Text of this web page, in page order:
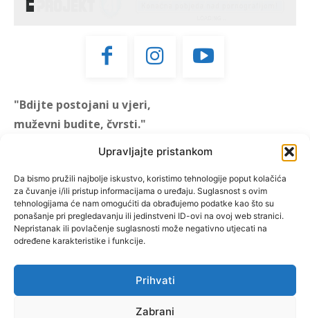
Upravljajte pristankom
Da bismo pružili najbolje iskustvo, koristimo tehnologije poput kolačića
za čuvanje i/ili pristup informacijama o uređaju. Suglasnost s ovim
tehnologijama će nam omogućiti da obrađujemo podatke kao što su
ponašanje pri pregledavanju ili jedinstveni ID-ovi na ovoj web stranici.
Nepristanak ili povlačenje suglasnosti može negativno utjecati na
određene karakteristike i funkcije.
Prihvati
Zabrani
"Bdijte postojani u vjeri,
muževni budite, čvrsti."
"Muževni budite" prvi je
hrvatski portal za katoličke
muškarce koji pokušava
reafirmirati u današnje
vrijeme itekako narušen
biblijski koncept muževnosti,
koji pokušavamo osvijetliti iz
više aspekata, prigodnih
rubrika i poticajnih inicijativa.